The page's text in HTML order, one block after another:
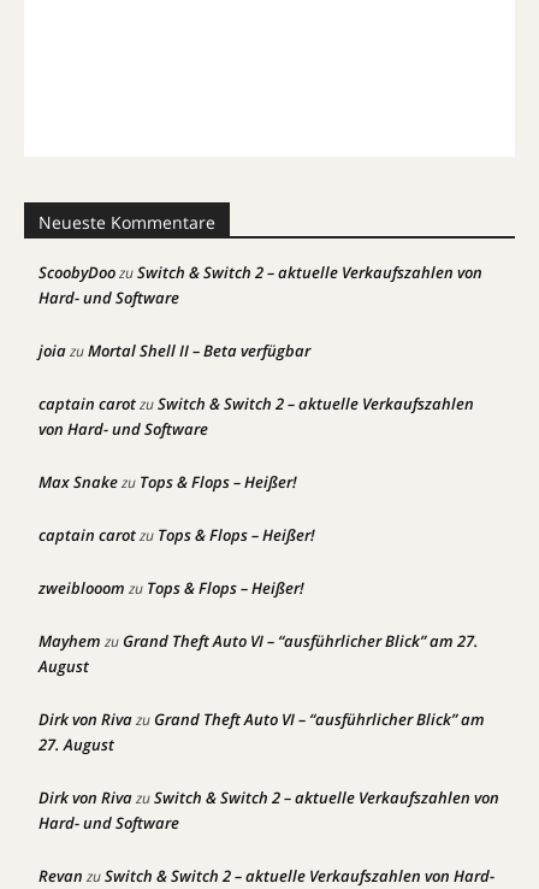
Neueste Kommentare
ScoobyDoozuSwitch & Switch 2 – aktuelle Verkaufszahlen von
Hard- und Software
joiazuMortal Shell II – Beta verfügbar
captain carotzuSwitch & Switch 2 – aktuelle Verkaufszahlen
von Hard- und Software
Max Snakezu Tops & Flops – Heißer!
captain carotzu Tops & Flops – Heißer!
zweiblooom zu Tops & Flops – Heißer!
Mayhem zuGrand Theft Auto VI – “ausführlicher Blick” am 27.
August
Dirk von RivazuGrand Theft Auto VI – “ausführlicher Blick” am
27. August
Dirk von RivazuSwitch & Switch 2 – aktuelle Verkaufszahlen von
Hard- und Software
Revan zuSwitch & Switch 2 – aktuelle Verkaufszahlen von Hard-